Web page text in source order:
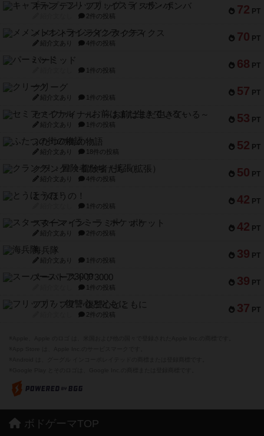
72 PT
キャプテン・フリップ：イスラ・ボンバ
2件の投稿
70 PT
メメントオンラインタクティクス
紹介文あり 4件の投稿
68 PT
パーミッド
1件の投稿
57 PT
クリーグ
紹介文あり 1件の投稿
53 PT
セミファイナル ～お前はまだ生きている～
紹介文あり 1件の投稿
52 PT
ふたつの街の物語
紹介文あり 18件の投稿
50 PT
クランク! ：冒険者たち（拡張）
紹介文あり 4件の投稿
42 PT
とうほうの！
1件の投稿
42 PT
スターマイン・ラミー ポケット
紹介文あり 2件の投稿
39 PT
海兵隊
紹介文あり 1件の投稿
39 PT
スーパーストア3000
1件の投稿
37 PT
フリップ７：復讐心とともに
2件の投稿
ボドゲーマTOP